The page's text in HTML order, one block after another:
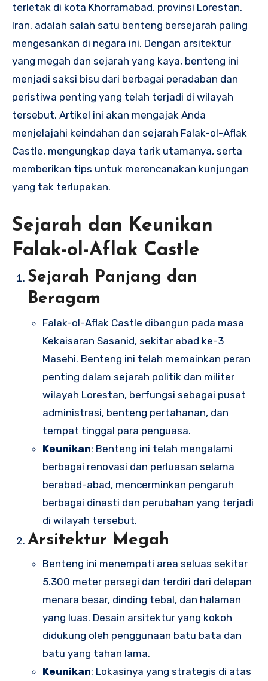
terletak di kota Khorramabad, provinsi Lorestan,
Iran, adalah salah satu benteng bersejarah paling
mengesankan di negara ini. Dengan arsitektur
yang megah dan sejarah yang kaya, benteng ini
menjadi saksi bisu dari berbagai peradaban dan
peristiwa penting yang telah terjadi di wilayah
tersebut. Artikel ini akan mengajak Anda
menjelajahi keindahan dan sejarah Falak-ol-Aflak
Castle, mengungkap daya tarik utamanya, serta
memberikan tips untuk merencanakan kunjungan
yang tak terlupakan.
Sejarah dan Keunikan
Falak-ol-Aflak Castle
Sejarah Panjang dan
Beragam
Falak-ol-Aflak Castle dibangun pada masa
Kekaisaran Sasanid, sekitar abad ke-3
Masehi. Benteng ini telah memainkan peran
penting dalam sejarah politik dan militer
wilayah Lorestan, berfungsi sebagai pusat
administrasi, benteng pertahanan, dan
tempat tinggal para penguasa.
Keunikan: Benteng ini telah mengalami
berbagai renovasi dan perluasan selama
berabad-abad, mencerminkan pengaruh
berbagai dinasti dan perubahan yang terjadi
di wilayah tersebut.
Arsitektur Megah
Benteng ini menempati area seluas sekitar
5.300 meter persegi dan terdiri dari delapan
menara besar, dinding tebal, dan halaman
yang luas. Desain arsitektur yang kokoh
didukung oleh penggunaan batu bata dan
batu yang tahan lama.
Keunikan: Lokasinya yang strategis di atas